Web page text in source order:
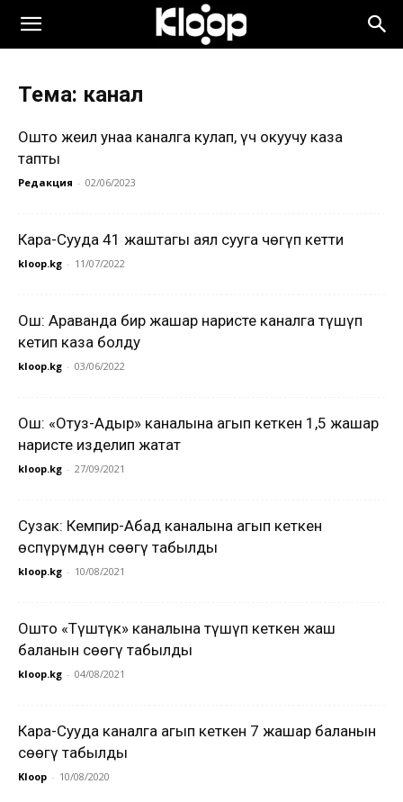
Тема: канал
Ошто жеңил унаа каналга кулап, үч окуучу каза
тапты
Редакция - 02/06/2023
Кара-Сууда 41 жаштагы аял сууга чөгүп кетти
kloop.kg - 11/07/2022
Ош: Араванда бир жашар наристе каналга түшүп
кетип каза болду
kloop.kg - 03/06/2022
Ош: «Отуз-Адыр» каналына агып кеткен 1,5 жашар
наристе изделип жатат
kloop.kg - 27/09/2021
Сузак: Кемпир-Абад каналына агып кеткен
өспүрүмдүн сөөгү табылды
kloop.kg - 10/08/2021
Ошто «Түштүк» каналына түшүп кеткен жаш
баланын сөөгү табылды
kloop.kg - 04/08/2021
Кара-Сууда каналга агып кеткен 7 жашар баланын
сөөгү табылды
Kloop - 10/08/2020